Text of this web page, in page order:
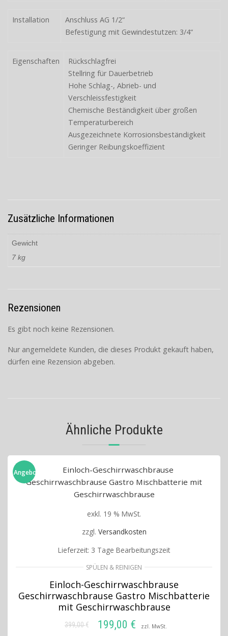
Installation
Anschluss AG 1/2“
Befestigung mit Gewindestutzen: 3/4“
Eigenschaften
Rückschlagfrei
Stellring für Dauerbetrieb
Hohe Schlag-, Abrieb- und
Verschleissfestigkeit
Chemische Beständigkeit über großen
Temperaturbereich
Ausgezeichnete Korrosionsbeständigkeit
Geringer Reibungskoeffizient
Zusätzliche Informationen
Gewicht
7 kg
Rezensionen
Es gibt noch keine Rezensionen.
Nur angemeldete Kunden, die dieses Produkt gekauft haben,
dürfen eine Rezension abgeben.
Ähnliche Produkte
Angebot!
exkl. 19 % MwSt.
zzgl. Versandkosten
Lieferzeit: 3 Tage Bearbeitungszeit
SPÜLEN & REINIGEN
Einloch-Geschirrwaschbrause
Geschirrwaschbrause Gastro Mischbatterie
mit Geschirrwaschbrause
399,00€
Ursprünglicher
199,00 €
Aktueller
zzl. MwSt.